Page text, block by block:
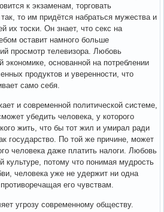
к экзаменам, торговать
то им придётся набраться мужества и
их тоски. Он знает, что секс на
оставит намного больше
просмотр телевизора. Любовь
экономике, основанной на потреблении
продуктов и уверенности, что
само себя.
и современной политической системе,
убедить человека, у которого
жить, что бы тот жил и умирал ради
государство. По той же причине, может
человека даже платить налоги. Любовь
культуре, потому что понимая мудрость
человека уже не удержит ни одна
его чувствам.
угрозу современному обществу.